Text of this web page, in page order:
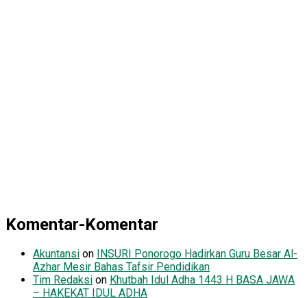
Komentar-Komentar
Akuntansi on
INSURI Ponorogo Hadirkan Guru Besar Al-
Azhar Mesir Bahas Tafsir Pendidikan
Tim Redaksi on Khutbah Idul Adha 1443 H BASA JAWA
– HAKEKAT IDUL ADHA